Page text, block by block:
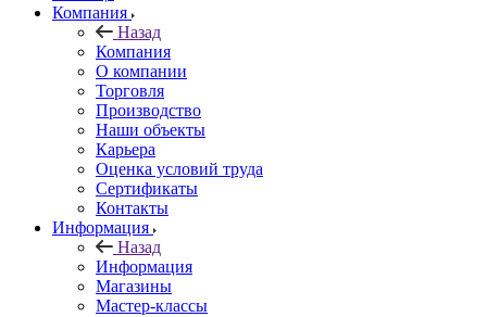
Компания
Назад
Компания
О компании
Торговля
Производство
Наши объекты
Карьера
Оценка условий труда
Сертификаты
Контакты
Информация
Назад
Информация
Магазины
Мастер-классы